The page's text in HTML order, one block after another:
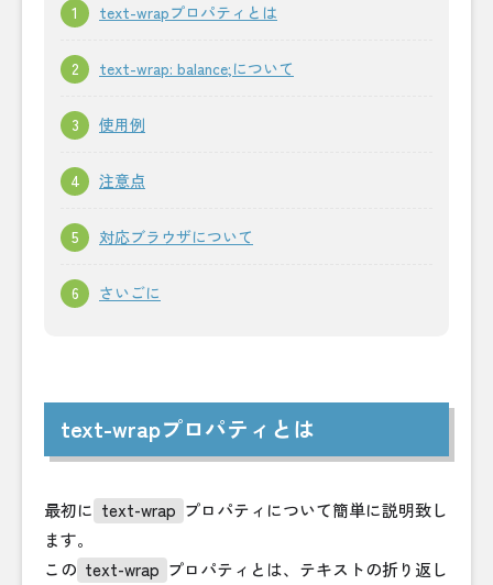
text-wrapプロパティとは
text-wrap: balance;について
使用例
注意点
対応ブラウザについて
さいごに
text-wrapプロパティとは
最初に text-wrap プロパティについて簡単に説明致し
ます。
この text-wrap プロパティとは、テキストの折り返し